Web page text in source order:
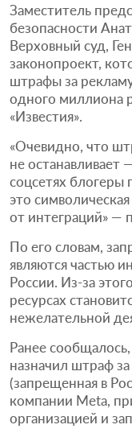
Заместитель
безопасности
Верховный суд,
законопроект,
штрафы за
одного миллиона
«Известия».
«Очевидно, что
не останавливает
соцсетях
это
от интеграций» —
По его словам,
являются частью
России. Из-за
ресурсах
нежелательной
Ранее
назначил штраф
(запрещенная в
компании Meta,
организацией и